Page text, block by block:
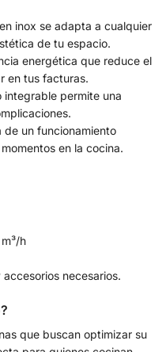
inox se adapta a cualquier
de tu espacio.
energética que reduce el
en tus facturas.
integrable permite una
de un funcionamiento
en la cocina.
h
necesarios.
que buscan optimizar su